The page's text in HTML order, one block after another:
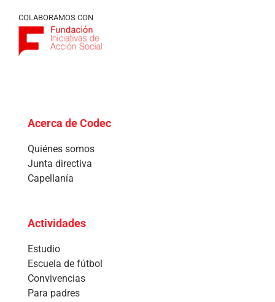
COLABORAMOS CON
Acerca de Codec
Quiénes somos
Junta directiva
Capellanía
Actividades
Estudio
Escuela de fútbol
Convivencias
Para padres